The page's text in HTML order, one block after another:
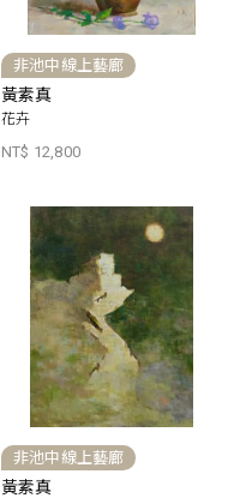
非池中線上藝廊
黃素真
花卉
NT$ 12,800
非池中線上藝廊
黃素真